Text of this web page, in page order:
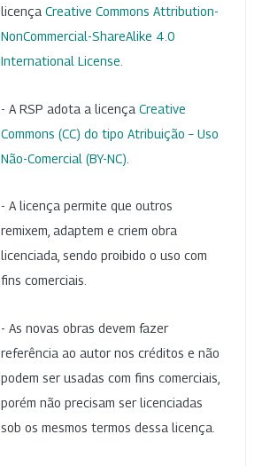
licença Creative Commons Attribution-
NonCommercial-ShareAlike 4.0
International License
- A RSP adota a licença Creative
Commons (CC) do tipo Atribuição – Uso
Não-Comercial (BY-NC)
- A licença permite que outros
remixem, adaptem e criem obra
licenciada, sendo proibido o uso com
fins comerciais.
- As novas obras devem fazer
referência ao autor nos créditos e não
podem ser usadas com fins comerciais,
porém não precisam ser licenciadas
sob os mesmos termos dessa licença.